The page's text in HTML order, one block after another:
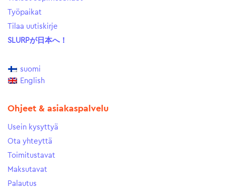
Työpaikat
Tilaa uutiskirje
SLURPが日本へ！
suomi
English
Ohjeet & asiakaspalvelu
Usein kysyttyä
Ota yhteyttä
Toimitustavat
Maksutavat
Palautus